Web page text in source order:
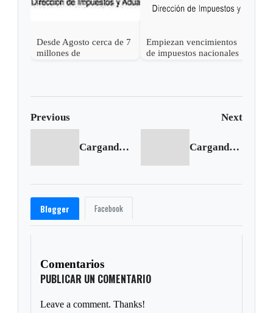
Desde Agosto cerca de 7
millones de
Empiezan vencimientos
de impuestos nacionales
Previous Next
Cargando anterior... Cargando siguiente...
Blogger Facebook
Comentarios
PUBLICAR UN COMENTARIO
Leave a comment. Thanks!